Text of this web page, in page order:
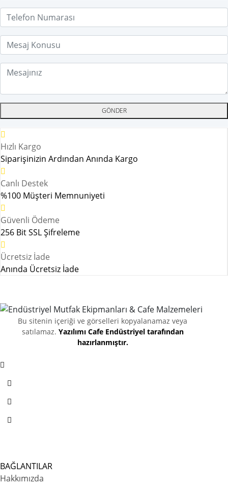
GÖNDER
Hızlı Kargo
Siparişinizin Ardından Anında Kargo
Canlı Destek
%100 Müşteri Memnuniyeti
Güvenli Ödeme
256 Bit SSL Şifreleme
Ücretsiz İade
Anında Ücretsiz İade
Bu sitenin içeriği ve görselleri kopyalanamaz veya
satılamaz. Yazılımı Cafe Endüstriyel tarafından
hazırlanmıştır.
BAĞLANTILAR
Hakkımızda